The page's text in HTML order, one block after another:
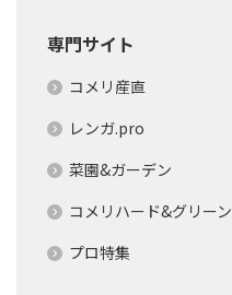
専門サイト
コメリ産直
レンガ.pro
菜園&ガーデン
コメリハード&グリーン
プロ特集